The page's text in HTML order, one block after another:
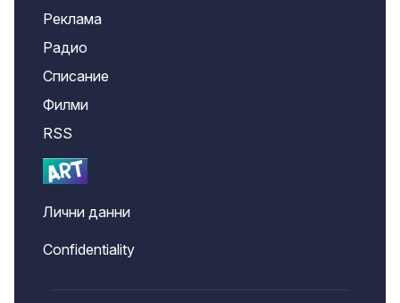
Реклама
Радио
Списание
Филми
RSS
Лични данни
Confidentiality